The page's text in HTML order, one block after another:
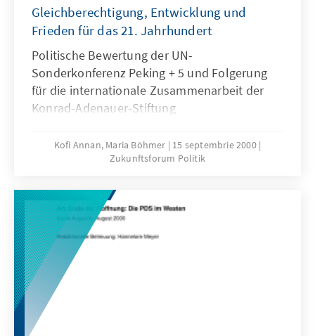
Gleichberechtigung, Entwicklung und
Frieden für das 21. Jahrhundert
Politische Bewertung der UN-
Sonderkonferenz Peking + 5 und Folgerung
für die internationale Zusammenarbeit der
Konrad-Adenauer-Stiftung
Kofi Annan, Maria Böhmer
15 septembrie 2000
Zukunftsforum Politik